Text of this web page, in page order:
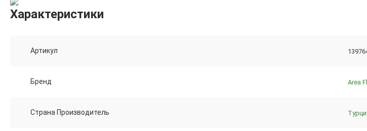
Характеристики
Артикул
Бренд Area
Страна Производитель